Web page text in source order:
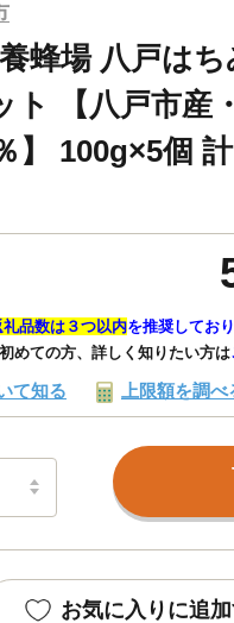
蜂場 八戸は
ト 【八戸市産
】 100g×5個
礼品数は３つ以内を推奨しており
めての方、詳しく知りたい方は
て知る 上限額を調べ
お気に入りに追